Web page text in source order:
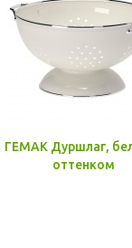
ГЕМАК Дуршлаг,
оттенком